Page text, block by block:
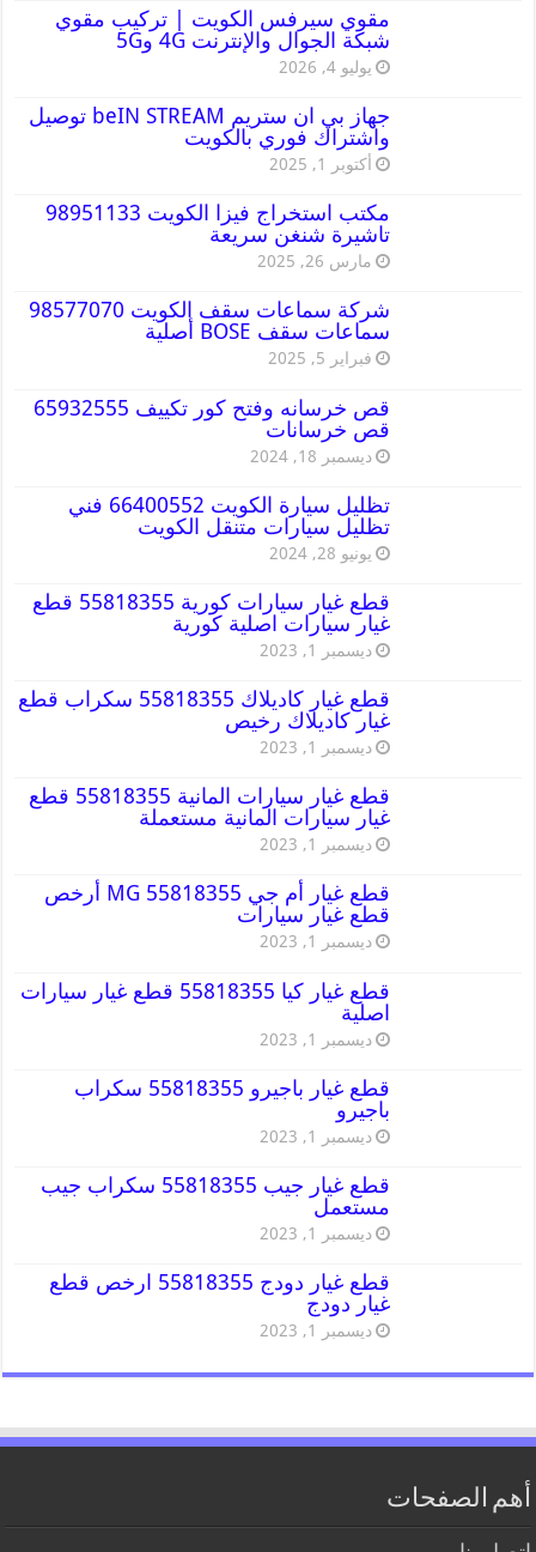
مقوي سيرفس الكويت | تركيب مقوي
شبكة الجوال والإنترنت 4G و5G
يوليو 4, 2026
جهاز بي ان ستريم beIN STREAM توصيل
واشتراك فوري بالكويت
أكتوبر 1, 2025
مكتب استخراج فيزا الكويت 98951133
تاشيرة شنغن سريعة
مارس 26, 2025
شركة سماعات سقف الكويت 98577070
سماعات سقف BOSE أصلية
فبراير 5, 2025
قص خرسانه وفتح كور تكييف 65932555
قص خرسانات
ديسمبر 18, 2024
تظليل سيارة الكويت 66400552 فني
تظليل سيارات متنقل الكويت
يونيو 28, 2024
قطع غيار سيارات كورية 55818355 قطع
غيار سيارات اصلية كورية
ديسمبر 1, 2023
قطع غيار كاديلاك 55818355 سكراب قطع
غيار كاديلاك رخيص
ديسمبر 1, 2023
قطع غيار سيارات المانية 55818355 قطع
غيار سيارات المانية مستعملة
ديسمبر 1, 2023
قطع غيار أم جي MG 55818355 أرخص
قطع غيار سيارات
ديسمبر 1, 2023
قطع غيار كيا 55818355 قطع غيار سيارات
اصلية
ديسمبر 1, 2023
قطع غيار باجيرو 55818355 سكراب
باجيرو
ديسمبر 1, 2023
قطع غيار جيب 55818355 سكراب جيب
مستعمل
ديسمبر 1, 2023
قطع غيار دودج 55818355 ارخص قطع
غيار دودج
ديسمبر 1, 2023
أهم الصفحات